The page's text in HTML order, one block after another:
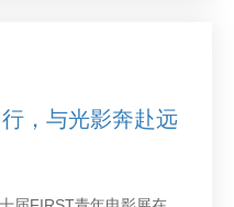
，与光影奔赴远